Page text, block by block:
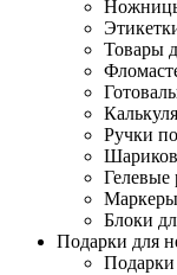
Товары
Ручки
Гелевые
Маркеры
Блоки
Подарки для